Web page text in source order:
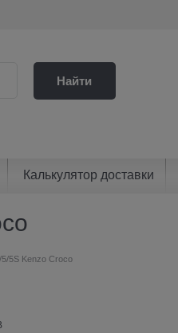
Найти
Калькулятор доставки
5S Kenzo Croco